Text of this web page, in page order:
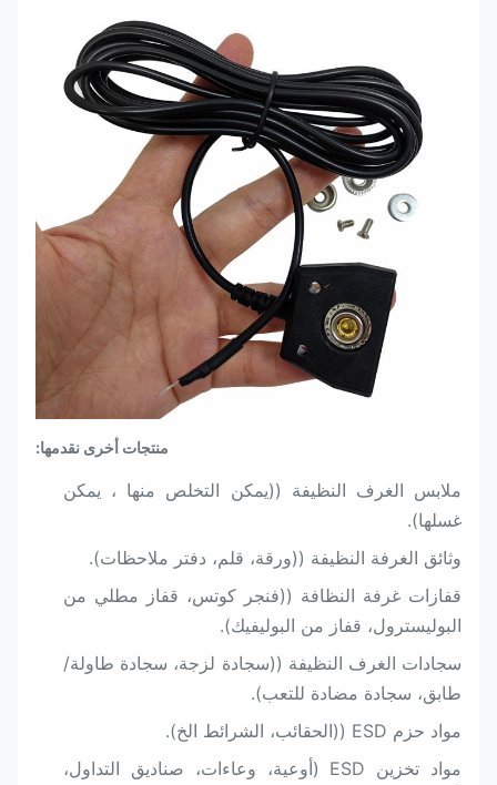
منتجات أخرى نقدمها:
ملابس الغرف النظيفة ((يمكن التخلص منها ، يمكن
غسلها).
وثائق الغرفة النظيفة ((ورقة، قلم، دفتر ملاحظات).
قفازات غرفة النظافة ((فنجر كوتس، قفاز مطلي من
البوليسترول، قفاز من البوليفيك).
سجادات الغرف النظيفة ((سجادة لزجة، سجادة طاولة/
طابق، سجادة مضادة للتعب).
مواد حزم ESD ((الحقائب، الشرائط الخ).
مواد تخزين ESD (أوعية، وعاءات، صناديق التداول،